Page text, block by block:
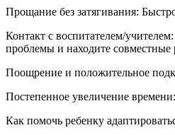
Прощание без затягивания:
Контакт с воспитателем/
проблемы и находите совместные
Поощрение и положительное
Постепенное увеличение
Как помочь ребенку